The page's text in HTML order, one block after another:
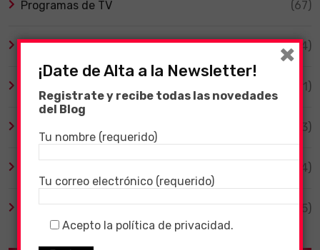
Programas de TV (67)
Smart TV (4)
(1)
(3)
(204)
Virales (55)
¡Date de Alta a la Newsletter!
Registrate y recibe todas las novedades
del Blog
Tu nombre (requerido)
Tu correo electrónico (requerido)
Acepto la política de privacidad.
×